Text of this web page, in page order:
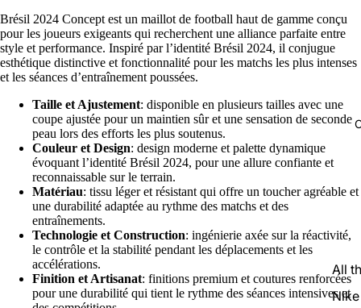
All
Nike
Brésil 2024 Concept est un maillot de football haut de gamme conçu
pour les joueurs exigeants qui recherchent une alliance parfaite entre
style et performance. Inspiré par l’identité Brésil 2024, il conjugue
esthétique distinctive et fonctionnalité pour les matchs les plus intenses
et les séances d’entraînement poussées.
Taille et Ajustement: disponible en plusieurs tailles avec une
coupe ajustée pour un maintien sûr et une sensation de seconde
peau lors des efforts les plus soutenus.
Couleur et Design: design moderne et palette dynamique
évoquant l’identité Brésil 2024, pour une allure confiante et
reconnaissable sur le terrain.
Matériau: tissu léger et résistant qui offre un toucher agréable et
une durabilité adaptée au rythme des matchs et des
entraînements.
Technologie et Construction: ingénierie axée sur la réactivité,
le contrôle et la stabilité pendant les déplacements et les
accélérations.
Finition et Artisanat: finitions premium et coutures renforcées
pour une durabilité qui tient le rythme des séances intensives et